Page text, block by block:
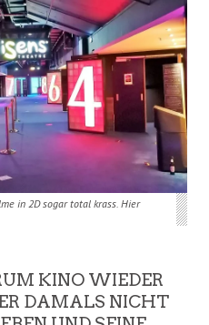
in 2D sogar total krass. Hier
KINO WIEDER
DAMALS NICHT S